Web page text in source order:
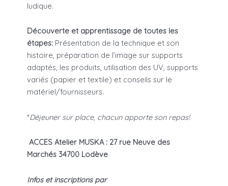
ludique.
Découverte et apprentissage de toutes les
étapes: Présentation de la technique et son
histoire, préparation de l’image sur supports
adaptés, les produits, utilisation des UV, supports
variés (papier et textile) et conseils sur le
matériel/fournisseurs.
*Déjeuner sur place, chacun apporte son repas!
ACCES Atelier MUSKA : 27 rue Neuve des
Marchés 34700 Lodève
Infos et inscriptions par